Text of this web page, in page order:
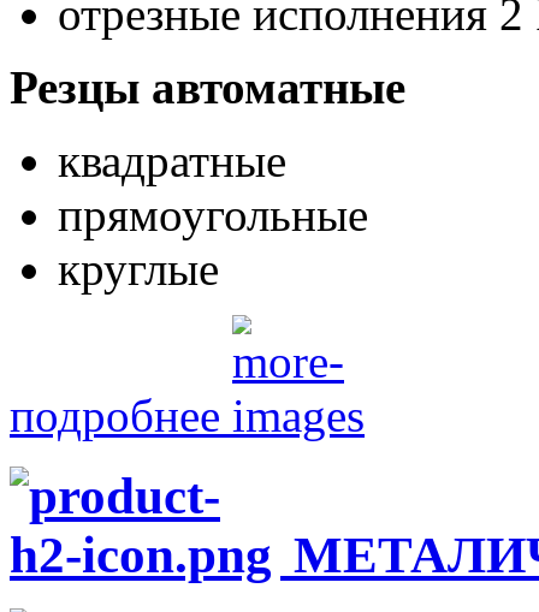
отрезные
Резцы автоматные
квадратные
прямоугольные
круглые
подробнее